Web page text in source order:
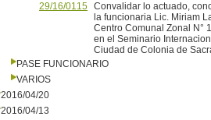
29/16/0115 Convalidar lo actuado,
la funcionaria Lic. Miriam
Centro Comunal Zonal N°
en el Seminario
Ciudad de Colonia de
PASE FUNCIONARIO
VARIOS
2016/04/20
2016/04/13